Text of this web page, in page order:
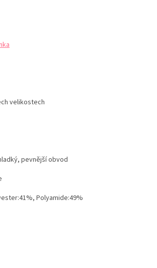
velikostech
pevnější obvod
Polyamide:49%